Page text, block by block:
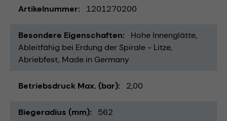
Artikelnummer 1201270200
Besondere Eigenschaften
Hohe Innenglätte
Ableitfähig bei Erdung der Spirale - Litze
Abriebfest Made in Germany
Betriebsdruck Max. (bar) 2,00
Biegeradius (mm) 562